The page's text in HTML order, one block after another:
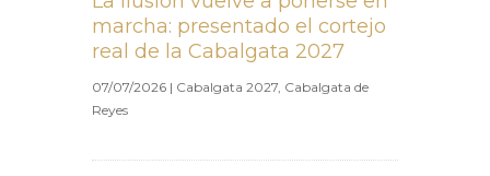
marcha: presentado el cortejo
real de la Cabalgata 2027
07/07/2026 | Cabalgata 2027, Cabalgata de
Reyes